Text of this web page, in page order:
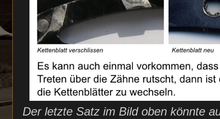
Der letzte Satz im Bild oben könnte